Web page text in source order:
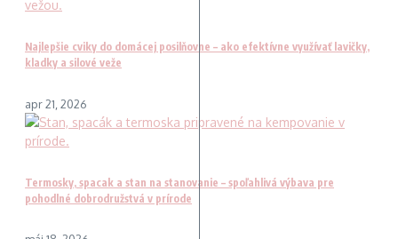
Najlepšie cviky do domácej posilňovne – ako efektívne využívať lavičky,
kladky a silové veže
apr 21, 2026
Termosky, spacak a stan na stanovanie – spoľahlivá výbava pre
pohodlné dobrodružstvá v prírode